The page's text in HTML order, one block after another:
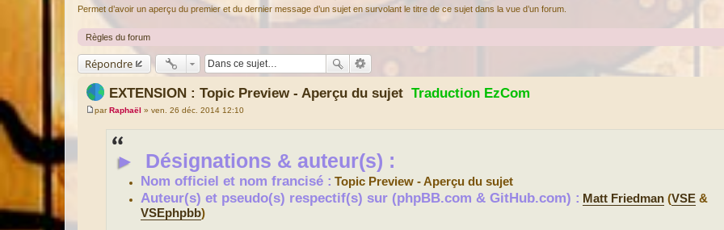
Permet d’avoir un aperçu du premier et du dernier message d’un sujet en survolant le titre de ce sujet dans la vue d’un forum.
Règles du forum
Répondre
EXTENSION : Topic Preview - Aperçu du sujet Traduction EzCom
M
parRaphaël » ven. 26 déc. 2014 12:10
► Désignations & auteur(s) :
Nom officiel et nom francisé : Topic Preview - Aperçu du sujet
Auteur(s) et pseudo(s) respectif(s) sur (phpBB.com & GitHub.com) : Matt Friedman (VSE &
VSEphpbb)